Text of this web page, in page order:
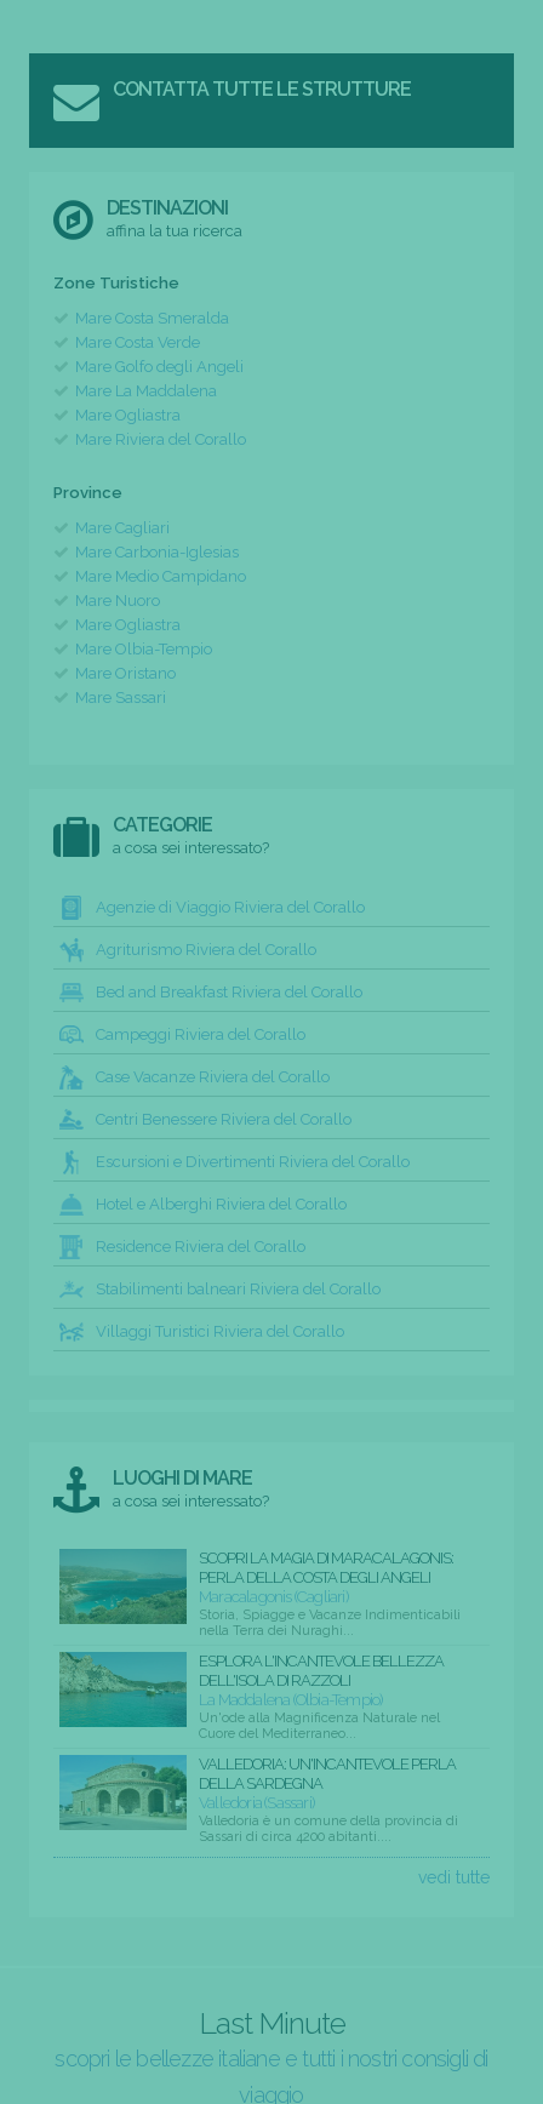
CONTATTA TUTTE LE STRUTTURE
DESTINAZIONI
affina la tua ricerca
Zone Turistiche
Mare Costa Smeralda
Mare Costa Verde
Mare Golfo degli Angeli
Mare La Maddalena
Mare Ogliastra
Mare Riviera del Corallo
Province
Mare Cagliari
Mare Carbonia-Iglesias
Mare Medio Campidano
Mare Nuoro
Mare Ogliastra
Mare Olbia-Tempio
Mare Oristano
Mare Sassari
CATEGORIE
a cosa sei interessato?
Agenzie di Viaggio Riviera del Corallo
Agriturismo Riviera del Corallo
Bed and Breakfast Riviera del Corallo
Campeggi Riviera del Corallo
Case Vacanze Riviera del Corallo
Centri Benessere Riviera del Corallo
Escursioni e Divertimenti Riviera del Corallo
Hotel e Alberghi Riviera del Corallo
Residence Riviera del Corallo
Stabilimenti balneari Riviera del Corallo
Villaggi Turistici Riviera del Corallo
LUOGHI DI MARE
a cosa sei interessato?
SCOPRI LA MAGIA DI MARACALAGONIS:
PERLA DELLA COSTA DEGLI ANGELI
Maracalagonis (Cagliari)
Storia, Spiagge e Vacanze Indimenticabili
nella Terra dei Nuraghi...
ESPLORA L'INCANTEVOLE BELLEZZA
DELL'ISOLA DI RAZZOLI
La Maddalena (Olbia-Tempio)
Un'ode alla Magnificenza Naturale nel
Cuore del Mediterraneo...
VALLEDORIA: UN'INCANTEVOLE PERLA
DELLA SARDEGNA
Valledoria (Sassari)
Valledoria è un comune della provincia di
Sassari di circa 4200 abitanti....
vedi tutte
Last Minute
scopri le bellezze italiane e tutti i nostri consigli di
viaggio